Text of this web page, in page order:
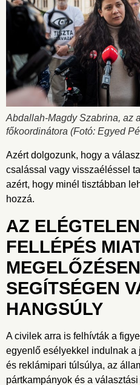
Abdallah-Magdy Szabrina, az
főkoordinátora (Fotó: Egyed
Azért dolgozunk, hogy a
csalással vagy visszaéléssel
azért, hogy minél tisztábban
hozzá.
AZ
FELLÉPÉS
SEGÍTSÉGEN
HANGSÚLY
A civilek arra is felhívták a
egyenlő esélyekkel indulnak a
és reklámipari túlsúlya, az
pártkampányok és a